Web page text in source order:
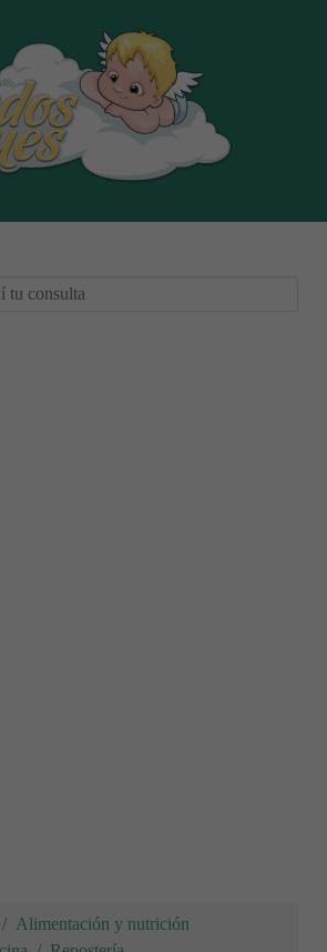
Alimentación y nutrición